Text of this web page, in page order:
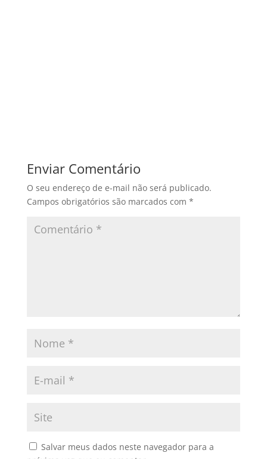
Enviar Comentário
O seu endereço de e-mail não será publicado.
Campos obrigatórios são marcados com *
Salvar meus dados neste navegador para a